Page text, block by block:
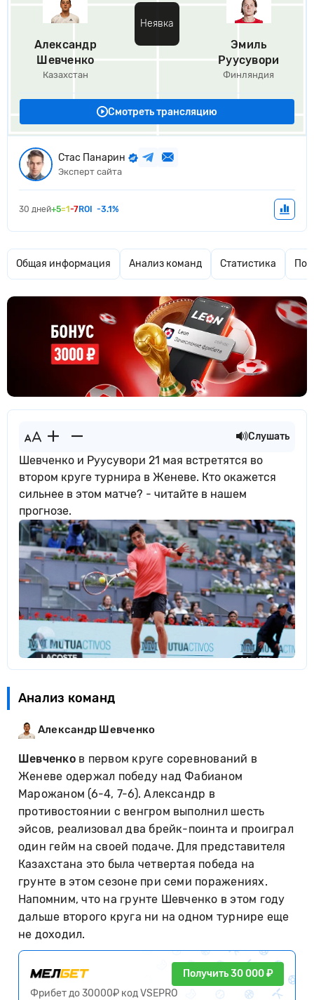
Александр
Шевченко
Казахстан
Неявка
Эмиль
Руусувори
Финляндия
Смотреть трансляцию
Стас Панарин
Эксперт сайта
30 дней+5=1 -7ROI -3.1%
Общая информация Анализ команд Статистика
Слушать
Шевченко и Руусувори 21 мая встретятся во
втором круге турнира в Женеве. Кто окажется
сильнее в этом матче? - читайте в нашем
прогнозе.
Анализ команд
Александр Шевченко
Шевченков первом круге соревнований в
Женеве одержал победу над Фабианом
Марожаном (6-4, 7-6). Александр в
противостоянии с венгром выполнил шесть
эйсов, реализовал два брейк-поинта и проиграл
один гейм на своей подаче. Для представителя
Казахстана это была четвертая победа на
грунте в этом сезоне при семи поражениях.
Напомним, что на грунте Шевченко в этом году
дальше второго круга ни на одном турнире еще
не доходил.
Получить 30 000 ₽
Фрибет до 30000₽ код VSEPRO